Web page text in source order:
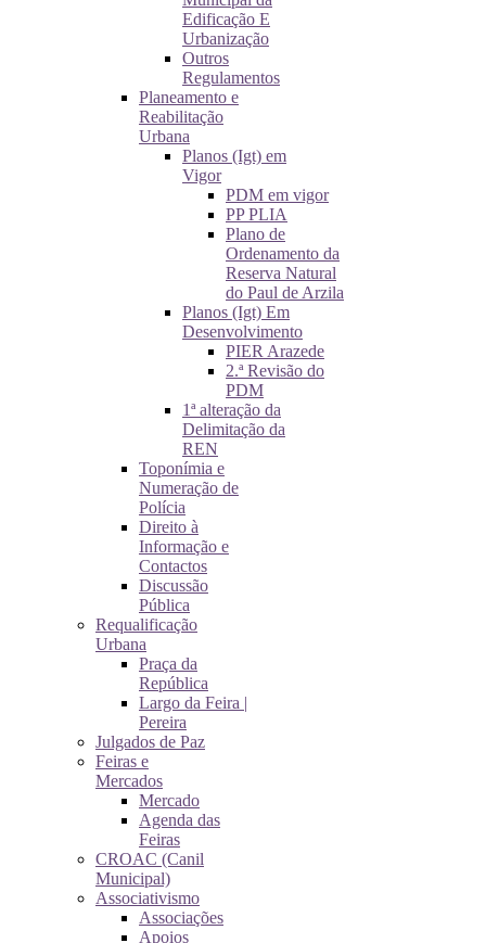
Edificação E
Urbanização
Outros
Regulamentos
Planeamento e
Reabilitação
Urbana
Planos (Igt) em
Vigor
PDM em vigor
PP PLIA
Plano de
Ordenamento da
Reserva Natural
do Paul de Arzila
Planos (Igt) Em
Desenvolvimento
PIER Arazede
2.ª Revisão do
PDM
1ª alteração da
Delimitação da
REN
Toponímia e
Numeração de
Polícia
Direito à
Informação e
Contactos
Discussão
Pública
Requalificação
Urbana
Praça da
República
Largo da Feira |
Pereira
Julgados de Paz
Feiras e
Mercados
Mercado
Agenda das
Feiras
CROAC (Canil
Municipal)
Associativismo
Associações
Apoios